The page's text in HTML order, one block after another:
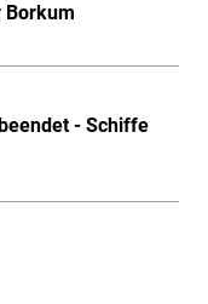
Borkum
- Schiffe